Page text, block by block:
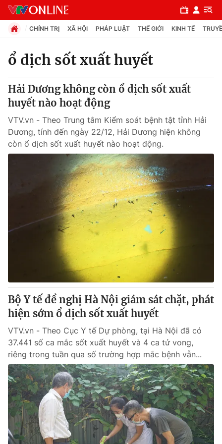
Chuyên mục
Chính trị
Xã hội
Pháp luật
Tin tức
Thế giới đó đây
Câu chuyện quốc tế
Thị trường
Góc doanh nghiệp
Dữ liệu và đời sống
Truyền hình
Phim VTV
Hậu trường
Nhân vật
Khán giả
Giải sao mai
Giải trí
Điện ảnh
Âm nhạc
Sao
Đời sống
Du lịch
Làm đẹp
Chất lượng cuộc sống
Giáo dục
Tuyển sinh
Học trực tuyến
Công nghệ
Hitech Công nghệ tương lai
CHÍNH TRỊ XÃ HỘI PHÁP LUẬT THẾ GIỚI KINH TẾ
ổ dịch sốt xuất huyết
Hải Dương không còn ổ dịch sốt xuất
huyết nào hoạt động
VTV.vn - Theo Trung tâm Kiểm soát bệnh tật tỉnh Hải
Dương, tính đến ngày 22/12, Hải Dương hiện không
còn ổ dịch sốt xuất huyết nào hoạt động.
Bộ Y tế đề nghị Hà Nội giám sát chặt, phát
hiện sớm ổ dịch sốt xuất huyết
VTV.vn - Theo Cục Y tế Dự phòng, tại Hà Nội đã có
37.441 số ca mắc sốt xuất huyết và 4 ca tử vong,
riêng trong tuần qua số trường hợp mắc bệnh vẫn...